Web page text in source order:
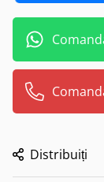
Distribuiți